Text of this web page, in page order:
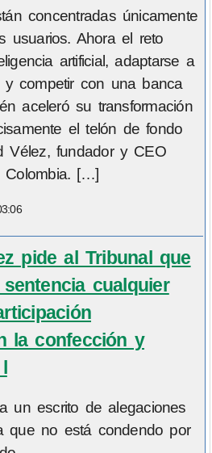
concentradas únicamente
usuarios. Ahora el reto
artificial, adaptarse a
y competir con una banca
aceleró su transformación
el telón de fondo
Vélez, fundador y CEO
Colombia. […]
pide al Tribunal que
cualquier
la confección y
un escrito de alegaciones
que no está condendo por